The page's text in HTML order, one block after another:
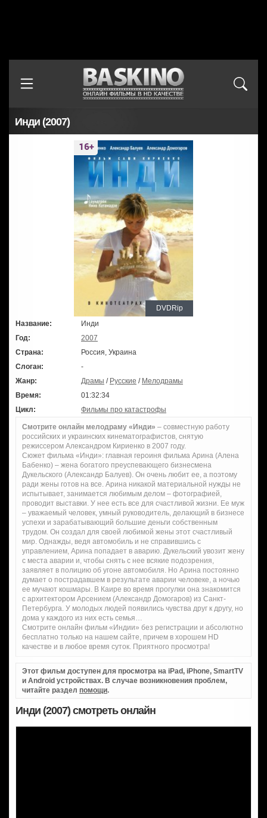
Инди (2007)
DVDRip
Название:
Инди
Год:
2007
Страна:
Россия, Украина
Слоган:
-
Жанр:
Драмы / Русские / Мелодрамы
Время:
01:32:34
Цикл:
Фильмы про катастрофы
Смотрите онлайн мелодраму «Инди» – совместную работу
российских и украинских кинематографистов, снятую
режиссером Александром Кириенко в 2007 году.
Сюжет фильма «Инди»: главная героиня фильма Арина (Алена
Бабенко) – жена богатого преуспевающего бизнесмена
Дукельского (Александр Балуев). Он очень любит ее, а поэтому
ради жены готов на все. Арина никакой материальной нужды не
испытывает, занимается любимым делом – фотографией,
проводит выставки. У нее есть все для счастливой жизни. Ее муж
– уважаемый человек, умный руководитель, делающий в бизнесе
успехи и зарабатывающий большие деньги собственным
трудом. Он создал для своей любимой жены этот счастливый
мир. Однажды, ведя автомобиль и не справившись с
управлением, Арина попадает в аварию. Дукельский увозит жену
с места аварии и, чтобы снять с нее всякие подозрения,
заявляет в полицию об угоне автомобиля. Но Арина постоянно
думает о пострадавшем в результате аварии человеке, а ночью
ее мучают кошмары. В Каире во время прогулки она знакомится
с архитектором Арсением (Александр Домогаров) из Санкт-
Петербурга. У молодых людей появились чувства друг к другу, но
дома у каждого из них есть семья…
Смотрите онлайн фильм «Индии» без регистрации и абсолютно
бесплатно только на нашем сайте, причем в хорошем HD
качестве и в любое время суток. Приятного просмотра!
Этот фильм доступен для просмотра на iPad, iPhone, SmartTV
и Android устройствах. В случае возникновения проблем,
читайте раздел помощи.
Инди (2007) смотреть онлайн